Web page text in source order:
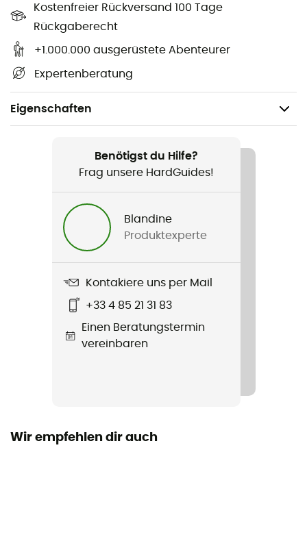
Kostenfreier Rückversand 100 Tage
Rückgaberecht
+1.000.000 ausgerüstete Abenteurer
Expertenberatung
Eigenschaften
Lake 22 Down Hooded Jacket
Sehr guter Zustand
Benötigst du Hilfe?
Frag unsere HardGuides!
Blandine
Produktexperte
Kontakiere uns per Mail
+33 4 85 21 31 83
Einen Beratungstermin
vereinbaren
Wir empfehlen dir auch